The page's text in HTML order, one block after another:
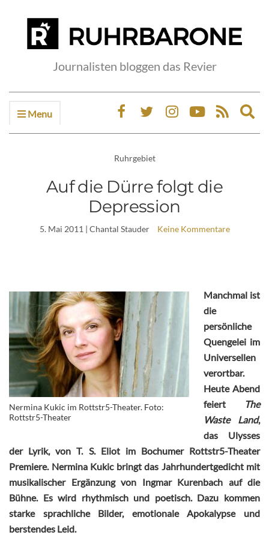
Journalisten bloggen das Revier
Menu
Ruhrgebiet
Auf die Dürre folgt die
Depression
5. Mai 2011 | Chantal Stauder Keine Kommentare
Nermina Kukic im Rottstr5-Theater. Foto:
Rottstr5-Theater
Manchmal ist
die
persönliche
Quengelei im
Universellen
verortbar.
Heute Abend
feiert
The
Waste Land,
das Ulysses
der Lyrik, von T. S. Eliot im Bochumer Rottstr5-Theater
Premiere. Nermina Kukic bringt das Jahrhundertgedicht mit
musikalischer Ergänzung von Ingmar Kurenbach auf die
Bühne. Es wird rhythmisch und poetisch. Dazu kommen
starke sprachliche Bilder, emotionale Apokalypse und
berstendes Leid.